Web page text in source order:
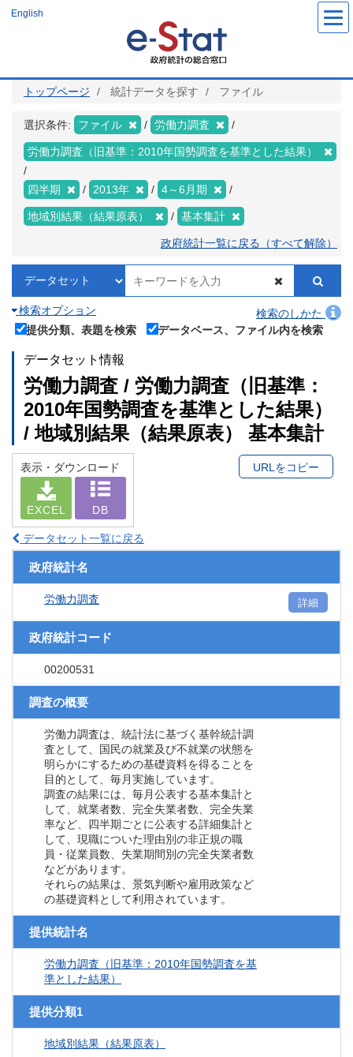
ツ
English
トップページ 統計データを探す ファイル
選択条件: ファイル 労働力調査
労働力調査（旧基準：2010年国勢調査を基準とした結果）
四半期 2013年 4～6月期
地域別結果（結果原表） 基本集計
政府統計一覧に戻る（すべて解除）
検索オプション
検索のしかた
提供分類、表題を検索
データベース、ファイル内を検索
データセット情報
労働力調査 / 労働力調査（旧基準：
2010年国勢調査を基準とした結果）
/ 地域別結果（結果原表） 基本集計
表示・ダウンロード
EXCEL DB
URLをコピー
データセット一覧に戻る
政府統計名
労働力調査 詳細
政府統計コード
00200531
調査の概要
労働力調査は、統計法に基づく基幹統計調
査として、国民の就業及び不就業の状態を
明らかにするための基礎資料を得ることを
目的として、毎月実施しています。
調査の結果には、毎月公表する基本集計と
して、就業者数、完全失業者数、完全失業
率など、四半期ごとに公表する詳細集計と
して、現職についた理由別の非正規の職
員・従業員数、失業期間別の完全失業者数
などがあります。
それらの結果は、景気判断や雇用政策など
の基礎資料として利用されています。
提供統計名
労働力調査（旧基準：2010年国勢調査を基
準とした結果）
提供分類1
地域別結果（結果原表）